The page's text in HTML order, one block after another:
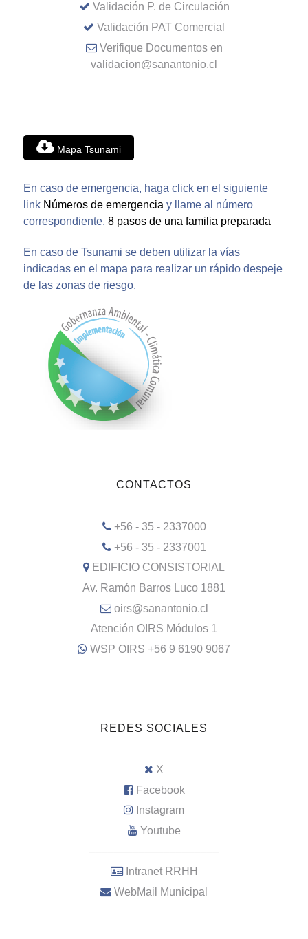
Validación P. de Circulación
Validación PAT Comercial
Verifique Documentos en
validacion@sanantonio.cl
Mapa Tsunami
En caso de emergencia, haga click en el siguiente
link Números de emergencia y llame al número
correspondiente. 8 pasos de una familia preparada
En caso de Tsunami se deben utilizar la vías
indicadas en el mapa para realizar un rápido despeje
de las zonas de riesgo.
CONTACTOS
+56 - 35 - 2337000
+56 - 35 - 2337001
EDIFICIO CONSISTORIAL
Av. Ramón Barros Luco 1881
oirs@sanantonio.cl
Atención OIRS Módulos 1
WSP OIRS +56 9 6190 9067
REDES SOCIALES
X
Facebook
Instagram
Youtube
–––––––––––––––––––––
Intranet RRHH
WebMail Municipal